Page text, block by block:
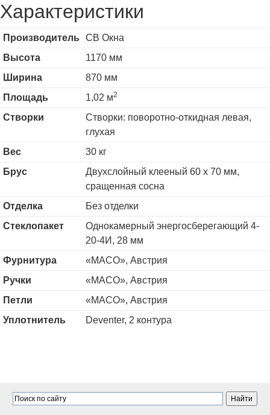
Характеристики
Производитель
СВ Окна
Высота
1170 мм
Ширина
870 мм
Площадь
1,02 м2
Створки
Створки: поворотно-откидная левая,
глухая
Вес
30 кг
Брус
Двухслойный клееный 60 х 70 мм,
сращенная сосна
Отделка
Без отделки
Стеклопакет
Однокамерный энергосберегающий 4-
20-4И, 28 мм
Фурнитура
«MACO», Австрия
Ручки
«MACO», Австрия
Петли
«MACO», Австрия
Уплотнитель
Deventer, 2 контура